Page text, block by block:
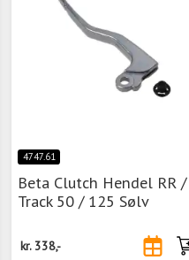
4747.61
Beta Clutch Hendel RR /
Track 50 / 125 Sølv
kr. 338,-